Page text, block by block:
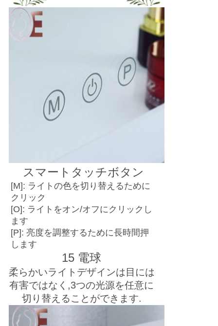
スマートタッチボタン
[M]: ライトの色を切り替えるために
クリック
[O]: ライトをオン/オフにクリックし
ます
[P]: 亮度を調整するために長時間押
します
15 電球
柔らかいライトデザインは目には
有害ではなく,3つの光源を任意に
切り替えることができます.